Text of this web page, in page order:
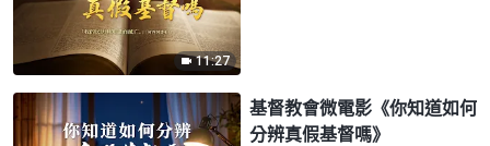
11:27
基督教會微電影《你知道如何
分辨真假基督嗎》